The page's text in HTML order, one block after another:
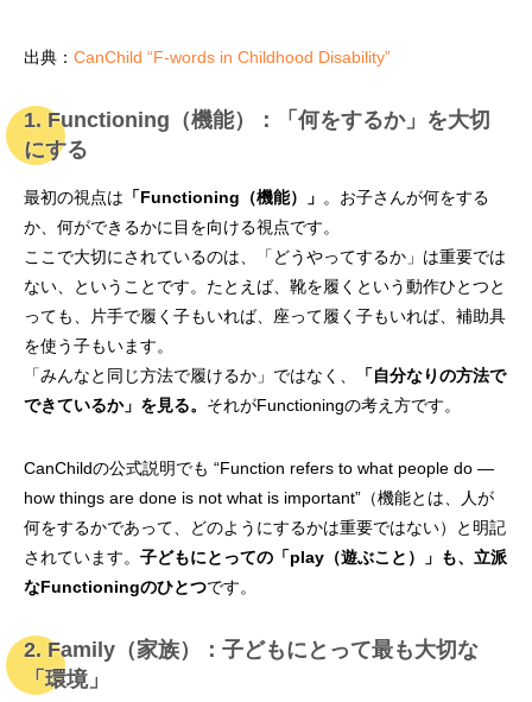
出典： CanChild “F-words in Childhood Disability”
1. Functioning（機能）：「何をするか」を大切
にする
最初の視点は 「Functioning（機能）」 。お子さんが何をする
か、何ができるかに目を向ける視点です。
ここで大切にされているのは、「どうやってするか」は重要では
ない、ということです。たとえば、靴を履くという動作ひとつと
っても、片手で履く子もいれば、座って履く子もいれば、補助具
を使う子もいます。
「みんなと同じ方法で履けるか」ではなく、
「自分なりの方法で
できているか」を見る。 それがFunctioningの考え方です。
CanChildの公式説明でも “Function refers to what people do —
how things are done is not what is important”（機能とは、人が
何をするかであって、どのようにするかは重要ではない）と明記
されています。 子どもにとっての「play（遊ぶこと）」も、立派
なFunctioningのひとつです。
2. Family（家族）：子どもにとって最も大切な
「環境」